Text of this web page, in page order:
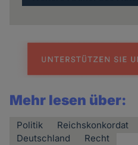
Mehr lesen über:
Politik Reichskonkordat
Deutschland
Recht